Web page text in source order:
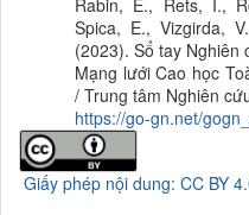
Rabin, E., Rets, I.,
Spica, E., Vizgirda,
(2023). Sổ tay Nghiên
Mạng lưới Cao học
/ Trung tâm Nghiên
https://go-gn.net/
Giấy phép nội dung: CC BY